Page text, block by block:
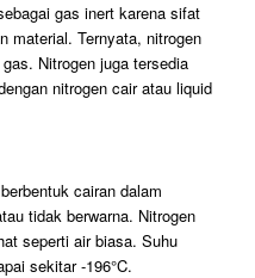
gas inert karena sifat
material. Ternyata, nitrogen
Nitrogen juga tersedia
nitrogen cair atau liquid
cairan dalam
tidak berwarna. Nitrogen
seperti air biasa. Suhu
sekitar -196°C.